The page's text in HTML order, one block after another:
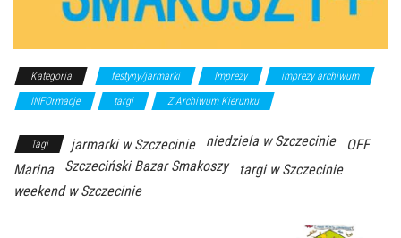
Kategoria festyny/jarmarki Imprezy
imprezy archiwum
INFOrmacje
targi Z Archiwum Kierunku
Tagi jarmarki w Szczecinie niedziela w Szczecinie
OFF
Marina
Szczeciński Bazar Smakoszy
targi w Szczecinie
weekend w Szczecinie